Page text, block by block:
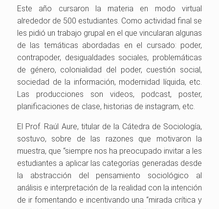
Este año cursaron la materia en modo virtual
alrededor de 500 estudiantes. Como actividad final se
les pidió un trabajo grupal en el que vincularan algunas
de las temáticas abordadas en el cursado: poder,
contrapoder, desigualdades sociales, problemáticas
de género, colonialidad del poder, cuestión social,
sociedad de la información, modernidad líquida, etc.
Las producciones son videos, podcast, poster,
planificaciones de clase, historias de instagram, etc.
El Prof. Raúl Aure, titular de la Cátedra de Sociología,
sostuvo, sobre de las razones que motivaron la
muestra, que “siempre nos ha preocupado invitar a les
estudiantes a aplicar las categorías generadas desde
la abstracción del pensamiento sociológico al
análisis e interpretación de la realidad con la intención
de ir fomentando e incentivando una “mirada crítica y